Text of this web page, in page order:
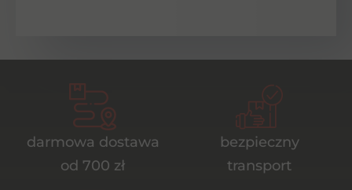
darmowa dostawa
od 700 zł
bezpieczny
transport